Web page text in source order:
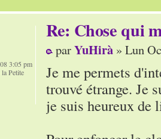
Re: Chose qui
parYuHirà » Lun
Je me permets
trouvé étrange. Je
je suis heureux de
3:05 pm
Petite